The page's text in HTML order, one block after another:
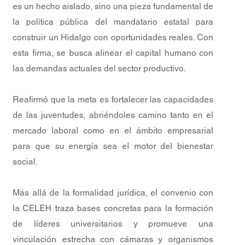
es un hecho aislado, sino una pieza fundamental de
la política pública del mandatario estatal para
construir un Hidalgo con oportunidades reales. Con
esta firma, se busca alinear el capital humano con
las demandas actuales del sector productivo.
Reafirmó que la meta es fortalecer las capacidades
de las juventudes, abriéndoles camino tanto en el
mercado laboral como en el ámbito empresarial
para que su energía sea el motor del bienestar
social.
Más allá de la formalidad jurídica, el convenio con
la CELEH traza bases concretas para la formación
de líderes universitarios y promueve una
vinculación estrecha con cámaras y organismos